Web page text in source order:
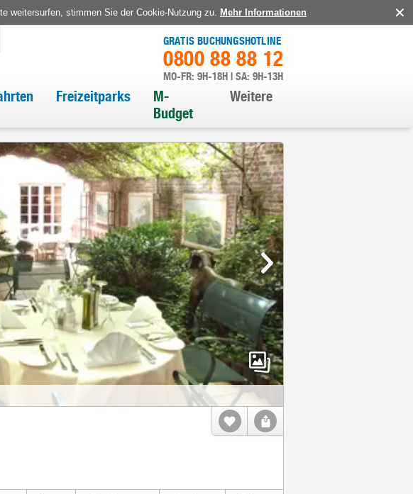
weitersurfen, stimmen Sie der Cookie-Nutzung zu. Mehr Informationen
GRATIS BUCHUNGSHOTLINE
0800 88 88 12
MO-FR: 9H-18H | SA: 9H-13H
Freizeitparks
M-
Budget
Weitere